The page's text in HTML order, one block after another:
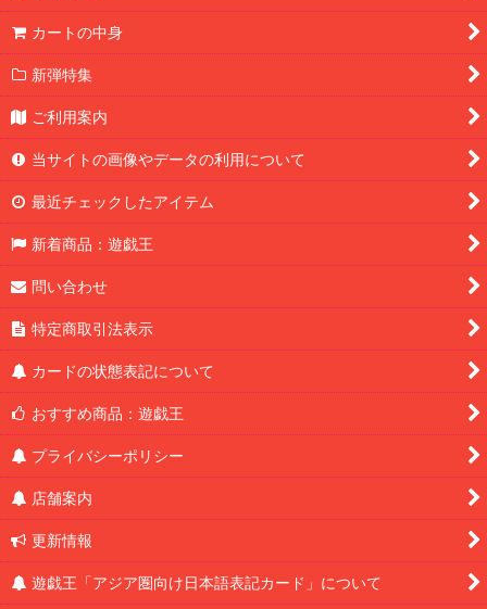
カートの中身
新弾特集
ご利用案内
当サイトの画像やデータの利用について
最近チェックしたアイテム
新着商品：遊戯王
問い合わせ
特定商取引法表示
カードの状態表記について
おすすめ商品：遊戯王
プライバシーポリシー
店舗案内
更新情報
遊戯王「アジア圏向け日本語表記カード」について